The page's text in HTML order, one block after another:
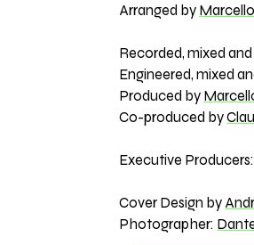
Arranged by
Recorded, mixed
Engineered, mixed
Produced by
Co-produced by
Executive Producers:
Cover Design by
Photographer: